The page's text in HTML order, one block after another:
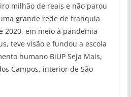
milhão de reais e não parou
grande rede de franquia
2020, em meio à pandemia
teve visão e fundou a escola
humano BiUP Seja Mais,
Campos, interior de São